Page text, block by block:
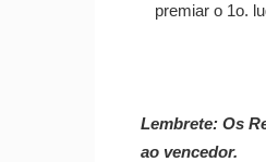
premiar o 1o.
Lembrete: Os
ao vencedor.